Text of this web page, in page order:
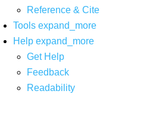
Reference & Cite
Tools expand_more
Help expand_more
Get Help
Feedback
Readability